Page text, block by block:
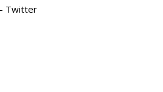
Twitter